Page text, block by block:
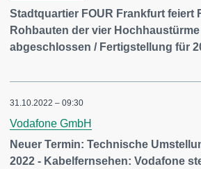
Stadtquartier FOUR Frankfurt feiert
Rohbauten der vier
abgeschlossen / Fertigstellung für
31.10.2022 – 09:30
Vodafone GmbH
Neuer Termin: Technische
2022 - Kabelfernsehen: Vodafone